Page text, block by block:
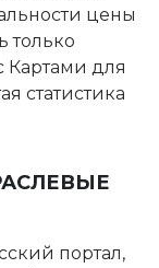
цены
только
Картами для
статистика
портал,